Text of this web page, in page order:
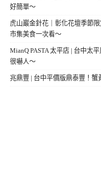
好簡單～
虎山巖金針花｜彰化花壇季節
市集美食一次看～
MianQ PASTA 太平店 | 台中太
很嚇人～
兆鼎豐 | 台中平價版鼎泰豐！蟹